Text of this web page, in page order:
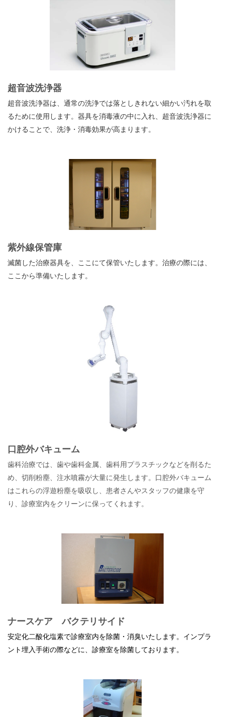
超音波洗浄器
超音波洗浄器は、通常の洗浄では落としきれない細かい汚れを取
るために使用します。 器具を消毒液の中に入れ、超音波洗浄器に
かけることで、洗浄・消毒効果が高まります。
紫外線保管庫
滅菌した治療器具を、ここにて保管いたします。治療の際には、
ここから準備いたします。
口腔外バキューム
歯科治療では、歯や歯科金属、歯科用プラスチックなどを削るた
め、切削粉塵、注水噴霧が大量に発生します。口腔外バキューム
はこれらの浮遊粉塵を吸収し、患者さんやスタッフの健康を守
り、診療室内をクリーンに保ってくれます。
ナースケア バクテリサイド
安定化二酸化塩素で診療室内を除菌・消臭いたします。 インプラ
ント埋入手術の際などに、診療室を除菌しております。